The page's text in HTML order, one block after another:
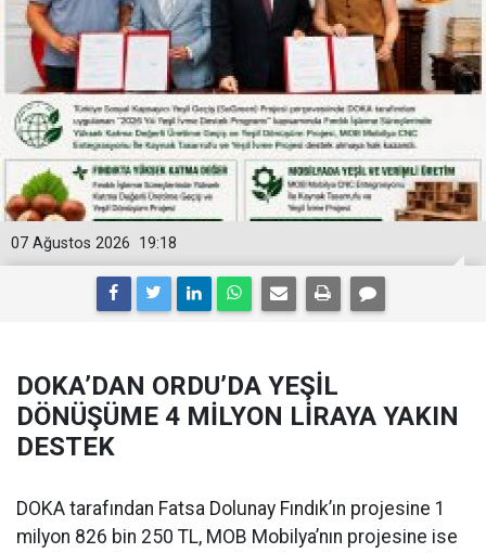
19:18
07 Ağustos 2026
DOKA’DAN ORDU’DA YEŞİL
DÖNÜŞÜME 4 MİLYON LİRAYA YAKIN
DESTEK
DOKA tarafından Fatsa Dolunay Fındık’ın projesine 1
milyon 826 bin 250 TL, MOB Mobilya’nın projesine ise